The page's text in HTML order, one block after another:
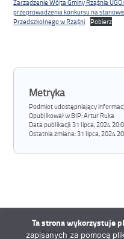
Zarządzenie Wójta Gminy Rząśnia
przeprowadzenia konkursu na
Przedszkolnego w Rząśni
Pobierz
Metryka
Podmiot udostępniający
Opublikował w BIP:Artur Ruka
Data publikacji:31 lipca, 2024
Ostatnia zmiana:31 lipca, 2024
Deklaracja
Ta strona wykorzystuje
zapisanych za pomocą